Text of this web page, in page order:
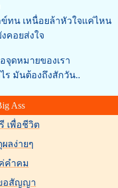
ข์ทน เหนื่อยล้าหัวใจแค่ไหน
คอยส่งใจ
จุดหมายของเรา
ร มันต้องถึงสักวัน..
Ass
เพื่อชีวิต
ลง่ายๆ
คำคม
อสัญญา